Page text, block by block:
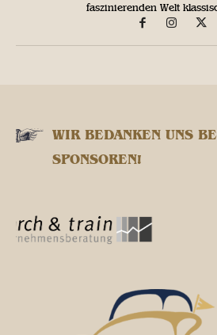
faszinierenden Welt
WIR BEDANKEN UNS
SPONSOREN!